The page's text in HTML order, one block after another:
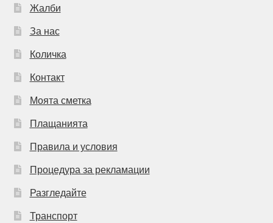
Жалби
За нас
Количка
Контакт
Моята сметка
Плащанията
Правила и условия
Процедура за рекламации
Разгледайте
Транспорт